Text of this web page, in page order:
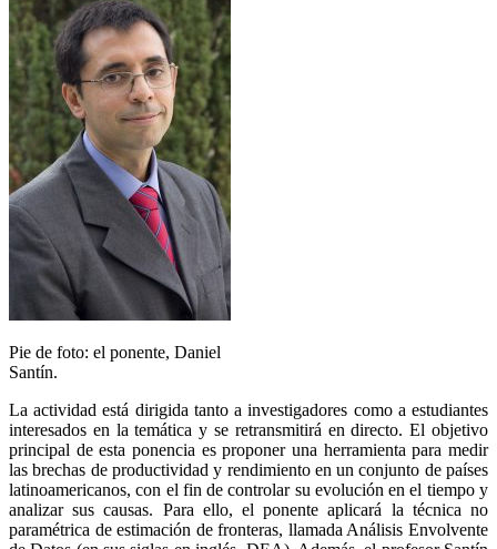
Pie de foto: el ponente, Daniel
Santín.
La actividad está dirigida tanto a investigadores como a estudiantes
interesados en la temática y se retransmitirá en directo. El objetivo
principal de esta ponencia es proponer una herramienta para medir
las brechas de productividad y rendimiento en un conjunto de países
latinoamericanos, con el fin de controlar su evolución en el tiempo y
analizar sus causas. Para ello, el ponente aplicará la técnica no
paramétrica de estimación de fronteras, llamada Análisis Envolvente